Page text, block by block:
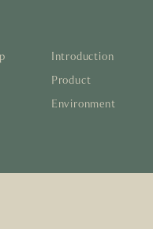
Introduction
Product
1 蓄熱
Environment
を実現